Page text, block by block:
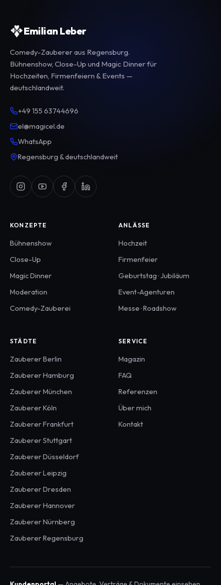
Emilian Leber
Comedy-Zauberer aus Regensburg.
Bühnenshow, Close-Up und Magic Dinner für
Hochzeiten, Firmenfeiern & Events —
deutschlandweit.
+49 155 63744696
el@magicel.de
WhatsApp
Regensburg & deutschlandweit
KONZEPTE
Bühnenshow
Close-Up
Magic Dinner
Moderation
Comedy-Zauberei
ANLÄSSE
Hochzeit
Firmenfeier
Geburtstag · Jubiläum
Event-Agenturen
Messe · Roadshow
STÄDTE
ZaubererBerlin
ZaubererHamburg
ZaubererMünchen
ZaubererKöln
ZaubererFrankfurt
ZaubererStuttgart
ZaubererDüsseldorf
ZaubererLeipzig
ZaubererDresden
ZaubererHannover
ZaubererNürnberg
ZaubererRegensburg
SERVICE
Magazin
FAQ
Referenzen
Über mich
Kontakt